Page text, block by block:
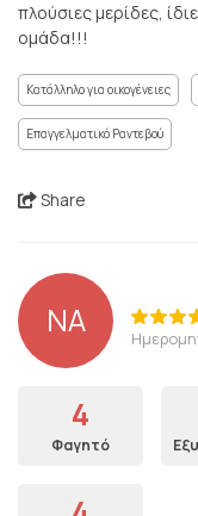
πλούσιες μερίδες,
ομάδα!!!
Κατάλληλο για οικογένειες
Επαγγελματικό Ραντεβού
Share
NA
4
Φαγητό